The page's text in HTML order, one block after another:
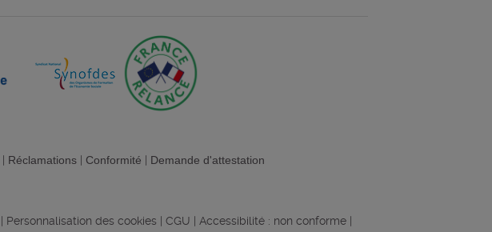
Réclamations Conformité Demande d'attestation
Personnalisation des cookies CGU Accessibilité : non conforme